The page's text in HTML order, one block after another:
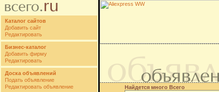
Каталог сайтов
Добавить сайт
Редактировать
Бизнес-каталог
Добавить фирму
Редактировать
Доска объявлений
Подать объявление
Редактировать объявление
Найдется много Всего